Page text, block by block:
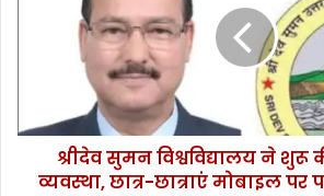
वि
श्रीदेव सुमन विश्वविद्यालय ने शुरू
व्यवस्था, छात्र-छात्राएं मोबाइल पर